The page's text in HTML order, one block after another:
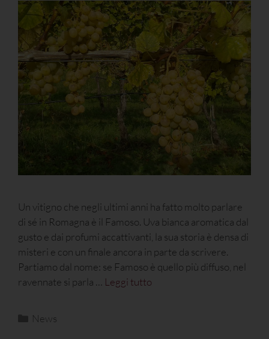
Un vitigno che negli ultimi anni ha fatto molto parlare
di sé in Romagna è il Famoso. Uva bianca aromatica dal
gusto e dai profumi accattivanti, la sua storia è densa di
misteri e con un finale ancora in parte da scrivere.
Partiamo dal nome: se Famoso è quello più diffuso, nel
ravennate si parla … Leggi tutto
News